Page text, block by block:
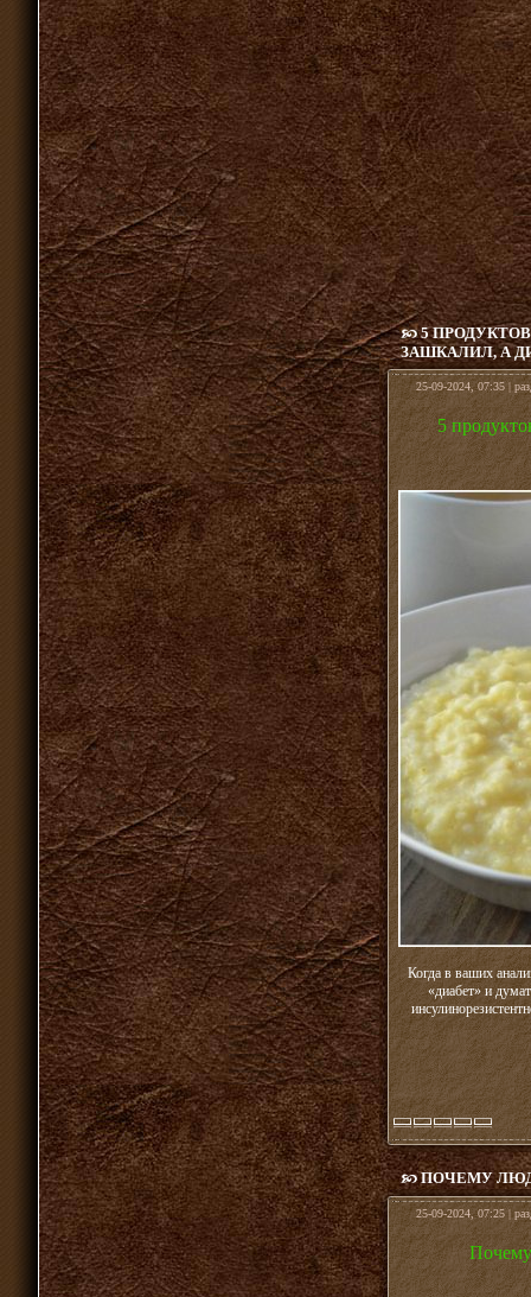
5
ЗАШКАЛИЛ, А
25-09-2024, 07:35 |
5
Когда в ваших
«диабет» и
ПОЧЕМУ
25-09-2024, 07:25 |